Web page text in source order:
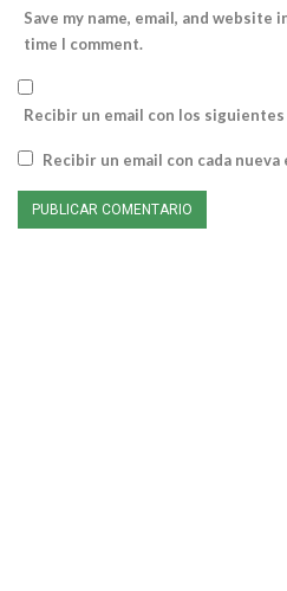
Save my name, email, and
time I comment.
Recibir un email con los
Recibir un email con cada nueva